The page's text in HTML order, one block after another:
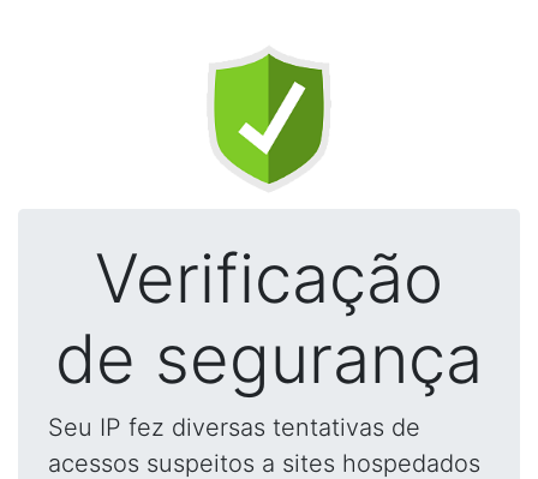
Verificação
de segurança
Seu IP fez diversas tentativas de
acessos suspeitos a sites hospedados